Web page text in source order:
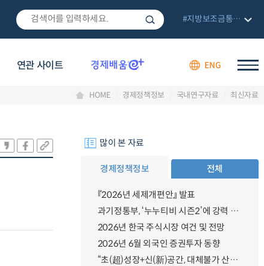
연관 사이트 ENG
#지방보조금통합관리망
HOME 경제정책정보 국내연구자료 최신자료
많이 본 자료
경제정책정보 전체
『2026년 세제개편안』 발표
과기정통부, ‘누누티비 시즌2’에 강력 대응 의지 밝혀
2026년 한국 주식시장 여건 및 전망
2026년 6월 외국인 증권투자 동향
“초(超)성장+신(新)공간, 대체불가 산업강국”